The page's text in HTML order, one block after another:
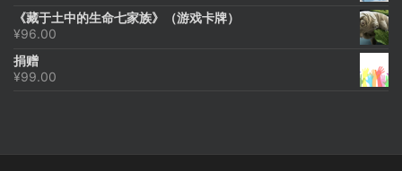
为：
价
《藏于土中的生命七家族》（游戏卡牌）
¥96.00
捐赠
¥99.00